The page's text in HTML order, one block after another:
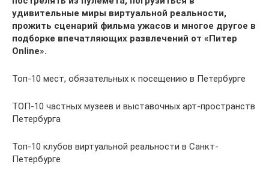
удивительные миры виртуальной реальности,
прожить сценарий фильма ужасов и многое другое в
подборке впечатляющих развлечений от «Питер
Online».
Топ-10 мест, обязательных к посещению в Петербурге
ТОП-10 частных музеев и выставочных арт-пространств
Петербурга
Топ-10 клубов виртуальной реальности в Санкт-
Петербурге